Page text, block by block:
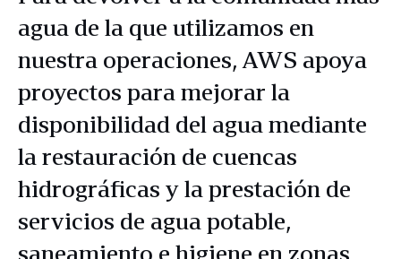
agua de la que utilizamos en
nuestra operaciones, AWS apoya
proyectos para mejorar la
disponibilidad del agua mediante
la restauración de cuencas
hidrográficas y la prestación de
servicios de agua potable,